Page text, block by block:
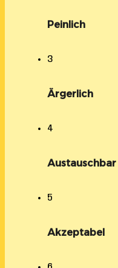
Peinlich
3
Ärgerlich
4
Austauschbar
5
Akzeptabel